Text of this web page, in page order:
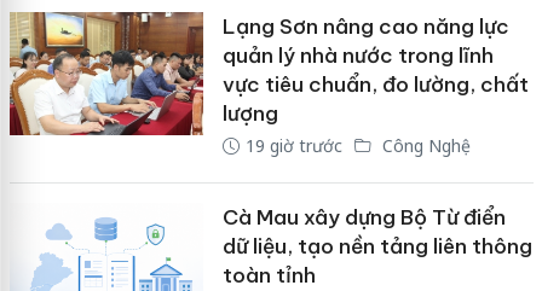
Lạng Sơn nâng cao năng lực
quản lý nhà nước trong lĩnh
vực tiêu chuẩn, đo lường, chất
lượng
19 giờ trước Công Nghệ
Cà Mau xây dựng Bộ Từ điển
dữ liệu, tạo nền tảng liên thông
toàn tỉnh